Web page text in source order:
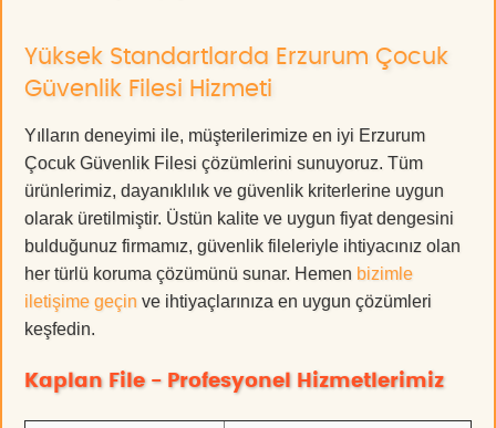
Yüksek Standartlarda Erzurum Çocuk
Güvenlik Filesi Hizmeti
Yılların deneyimi ile, müşterilerimize en iyi Erzurum
Çocuk Güvenlik Filesi çözümlerini sunuyoruz. Tüm
ürünlerimiz, dayanıklılık ve güvenlik kriterlerine uygun
olarak üretilmiştir. Üstün kalite ve uygun fiyat dengesini
bulduğunuz firmamız, güvenlik fileleriyle ihtiyacınız olan
her türlü koruma çözümünü sunar. Hemen bizimle
iletişime geçin ve ihtiyaçlarınıza en uygun çözümleri
keşfedin.
Kaplan File - Profesyonel Hizmetlerimiz